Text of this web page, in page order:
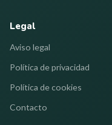
Legal
Aviso legal
Política de privacidad
Política de cookies
Contacto